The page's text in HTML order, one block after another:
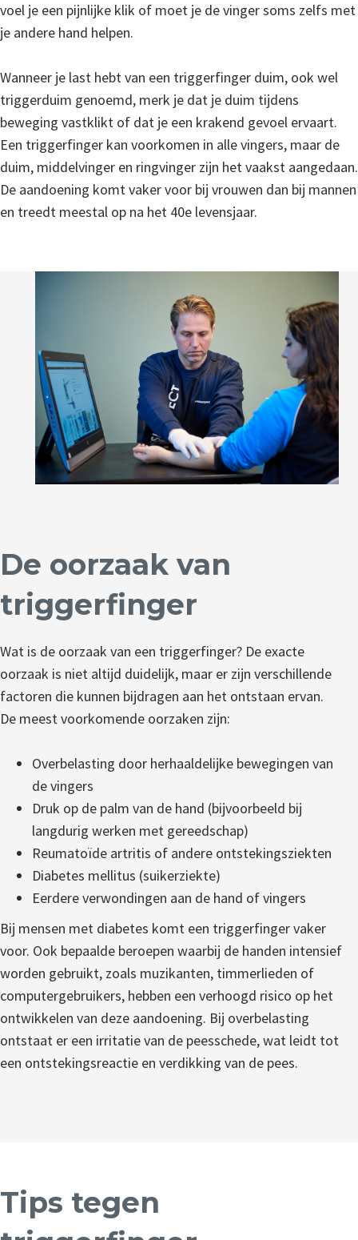
voel je een pijnlijke klik of moet je de vinger soms zelfs met
je andere hand helpen.
Wanneer je last hebt van een triggerfinger duim, ook wel
triggerduim genoemd, merk je dat je duim tijdens
beweging vastklikt of dat je een krakend gevoel ervaart.
Een triggerfinger kan voorkomen in alle vingers, maar de
duim, middelvinger en ringvinger zijn het vaakst aangedaan.
De aandoening komt vaker voor bij vrouwen dan bij mannen
en treedt meestal op na het 40e levensjaar.
De oorzaak van
triggerfinger
Wat is de oorzaak van een triggerfinger? De exacte
oorzaak is niet altijd duidelijk, maar er zijn verschillende
factoren die kunnen bijdragen aan het ontstaan ervan.
De meest voorkomende oorzaken zijn:
Overbelasting door herhaaldelijke bewegingen van
de vingers
Druk op de palm van de hand (bijvoorbeeld bij
langdurig werken met gereedschap)
Reumatoïde artritis of andere ontstekingsziekten
Diabetes mellitus (suikerziekte)
Eerdere verwondingen aan de hand of vingers
Bij mensen met diabetes komt een triggerfinger vaker
voor. Ook bepaalde beroepen waarbij de handen intensief
worden gebruikt, zoals muzikanten, timmerlieden of
computergebruikers, hebben een verhoogd risico op het
ontwikkelen van deze aandoening. Bij overbelasting
ontstaat er een irritatie van de peesschede, wat leidt tot
een ontstekingsreactie en verdikking van de pees.
Tips tegen